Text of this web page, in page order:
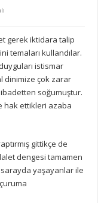
gerek iktidara talip
temaları kullandılar.
istismar
dinimize çok zarar
soğumuştur.
hak ettikleri azaba
gittikçe de
dengesi tamamen
yaşayanlar ile